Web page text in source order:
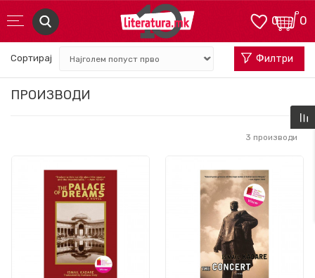
0
0
ПРОИЗВОДИ
Сортирај Филтри
3 производи